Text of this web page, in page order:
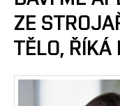
ZE
TĚLO, ŘÍKÁ